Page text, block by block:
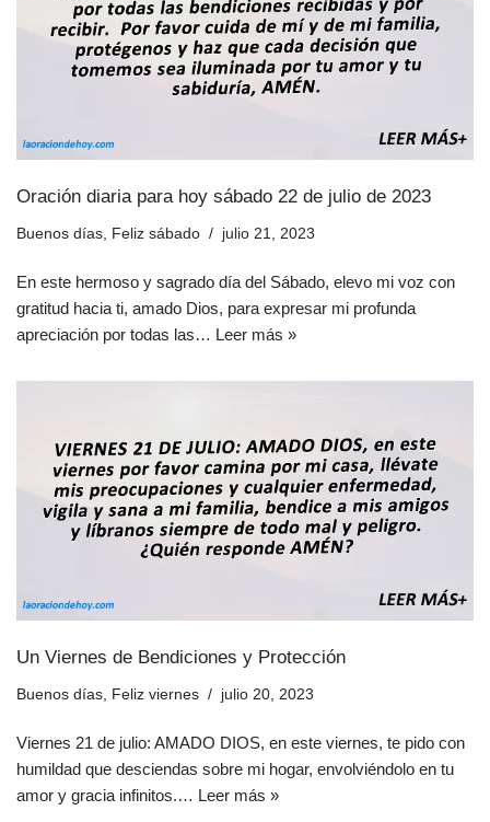
Oración diaria para hoy sábado 22 de julio de 2023
Buenos días Feliz sábado julio 21, 2023
En este hermoso y sagrado día del Sábado, elevo mi voz con
gratitud hacia ti, amado Dios, para expresar mi profunda
apreciación por todas las… Leer más »
Un Viernes de Bendiciones y Protección
Buenos días Feliz viernes julio 20, 2023
Viernes 21 de julio: AMADO DIOS, en este viernes, te pido con
humildad que desciendas sobre mi hogar, envolviéndolo en tu
amor y gracia infinitos.… Leer más »